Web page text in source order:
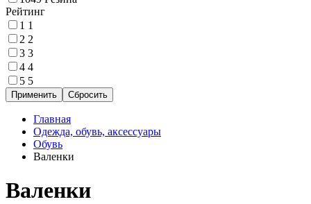
Рейтинг
1 1
2 2
3 3
4 4
5 5
Главная
Одежда, обувь, аксессуары
Обувь
Валенки
Валенки